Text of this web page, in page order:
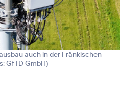
auch in der Fränkischen
GfTD GmbH)